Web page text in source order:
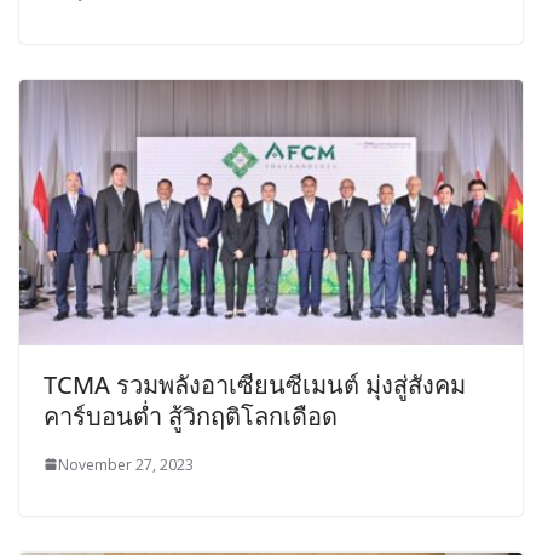
TCMA รวมพลังอาเซียนซีเมนต์ มุ่งสู่สังคม
คาร์บอนต่ำ สู้วิกฤติโลกเดือด
November 27, 2023